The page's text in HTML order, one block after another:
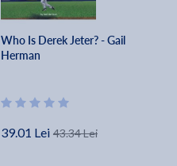
Who Is Derek Jeter? - Gail
Herman
39.01 Lei 43.34 Lei